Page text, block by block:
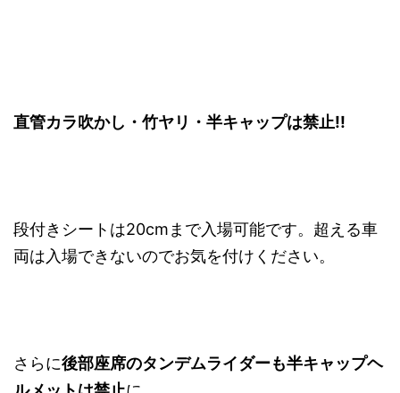
直管カラ吹かし・竹ヤリ・半キャップは禁止!!
段付きシートは20cmまで入場可能です。超える車
両は入場できないのでお気を付けください。
さらに後部座席のタンデムライダーも半キャップヘ